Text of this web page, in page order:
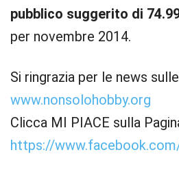
pubblico suggerito di
per novembre 2014.
Si ringrazia per le news
www.nonsolohobby.org
Clicca MI PIACE sulla
https://